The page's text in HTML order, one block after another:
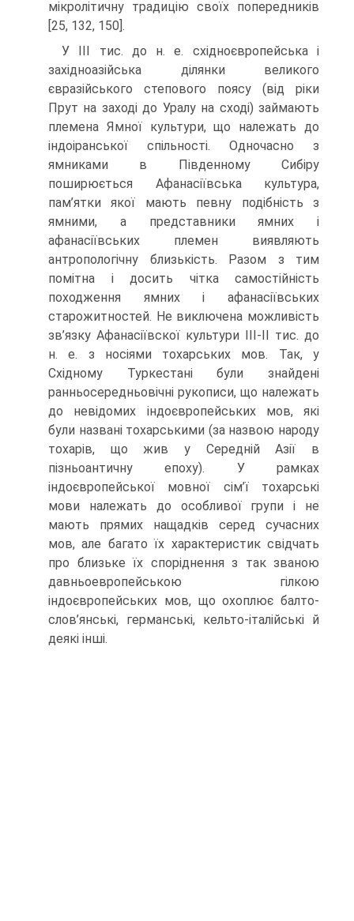
мікролітичну традицію своїх поперед­ників
[25, 132, 150].
У III тис. до н. е. східноєвропейська і
західноазійська ділянки великого
євразійського степового поясу (від ріки
Прут на заході до Уралу на сході) займа­ють
племена Ямної культури, що належать до
індоіранської спільності. Одночасно з
ямниками в Південному Сибіру
поширюється Афанасіївська культура,
пам’ятки якої мають певну подібність з
ямними, а представники ямних і
афанасіївських пле­мен виявляють
антропологічну близькість. Разом з тим
помітна і досить чітка са­мостійність
походження ямних і афанасіївських
старожитностей. Не виключена можливість
зв’язку Афанасіївскої культури ІІІ-ІІ тис. до
н. е. з носіями тохарських мов. Так, у
Східному Туркестані були знайдені
ранньосередньовічні рукописи, що належать
до невідомих індоєвропейських мов, які
були названі тохарськими (за назвою народу
тохарів, що жив у Середній Азії в
пізньоантичну епоху). У рамках
індоєвропейської мовної сім’ї тохарські
мови належать до особливої групи і не
мають прямих нащадків серед сучасних
мов, але багато їх характеристик свідчать
про близьке їх споріднення з так званою
давньоевропейською гілкою
індоєвропейсь­ких мов, що охоплює балто-
слов’янські, германські, кельто-італійські й
деякі інші.